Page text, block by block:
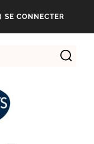
SE CONNECTER